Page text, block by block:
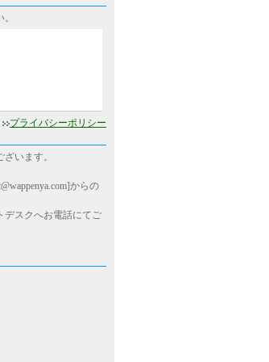
プライバシーポリシー
います。
からの
デスクへお電話にてご